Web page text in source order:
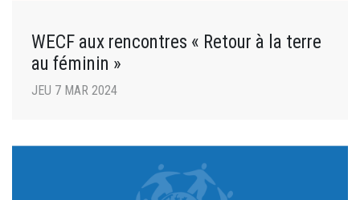
WECF aux rencontres « Retour à la terre
au féminin »
JEU 7 MAR 2024